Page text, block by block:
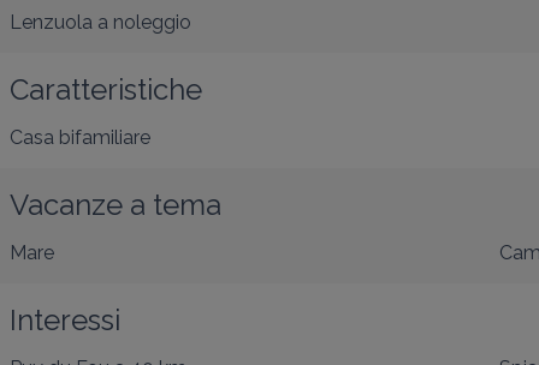
Lenzuola a noleggio
Caratteristiche
Casa bifamiliare
Vacanze a tema
Mare
Interessi